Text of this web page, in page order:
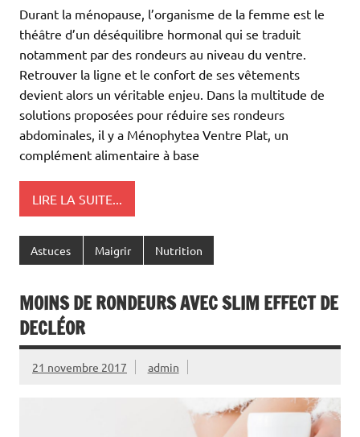
Durant la ménopause, l’organisme de la femme est le
théâtre d’un déséquilibre hormonal qui se traduit
notamment par des rondeurs au niveau du ventre.
Retrouver la ligne et le confort de ses vêtements
devient alors un véritable enjeu. Dans la multitude de
solutions proposées pour réduire ses rondeurs
abdominales, il y a Ménophytea Ventre Plat, un
complément alimentaire à base
LIRE LA SUITE...
Astuces Maigrir Nutrition
MOINS DE RONDEURS AVEC SLIM EFFECT DE
DECLÉOR
21 novembre 2017 admin